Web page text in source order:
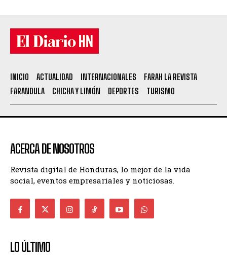
INICIO ACTUALIDAD INTERNACIONALES
FARAH LA REVISTA
FARANDULA
CHICHA Y LIMÓN DEPORTES TURISMO
ACERCA DE NOSOTROS
Revista digital de Honduras, lo mejor de la vida
social, eventos empresariales y noticiosas.
LO ÚLTIMO